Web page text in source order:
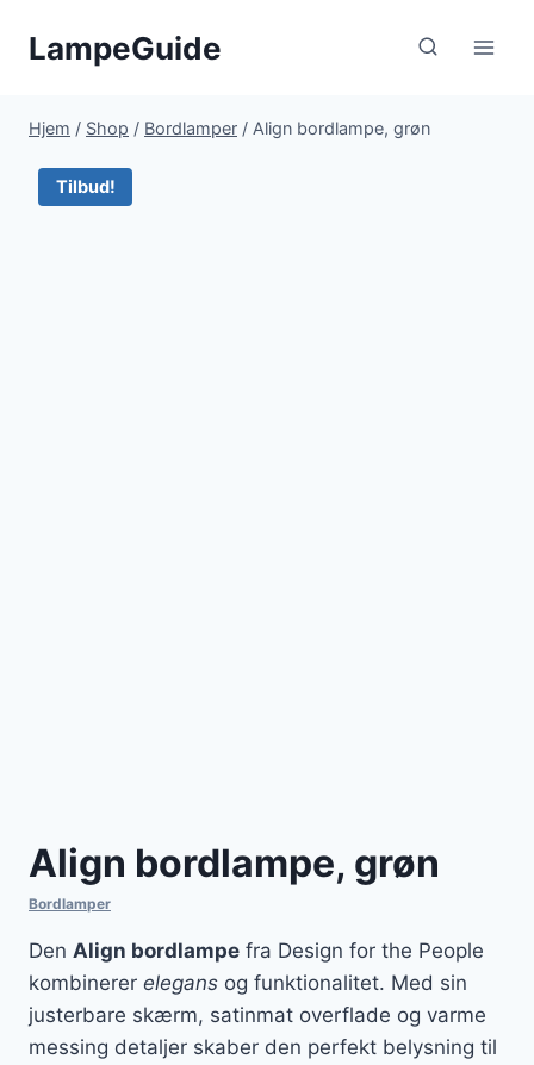
LampeGuide
Hjem / Shop / Bordlamper / Align bordlampe, grøn
Tilbud!
Align bordlampe, grøn
Bordlamper
Den Align bordlampe fra Design for the People
kombinerer elegans og funktionalitet. Med sin
justerbare skærm, satinmat overflade og varme
messing detaljer skaber den perfekt belysning til